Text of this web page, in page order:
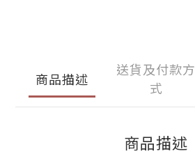
商品描述
送貨及付款方
式
商品描述